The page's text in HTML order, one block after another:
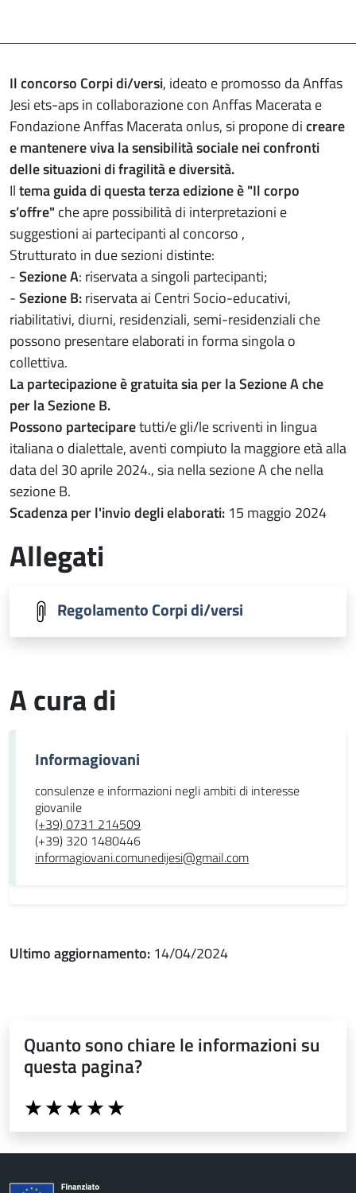
Il concorso Corpi di/versi, ideato e promosso da Anffas
Jesi ets-aps in collaborazione con Anffas Macerata e
Fondazione Anffas Macerata onlus, si propone dicreare
e mantenere viva la sensibilità sociale nei confronti
delle situazioni di fragilità e diversità.
Iltema guida di questa terza edizione è "Il corpo
s’offre" che apre possibilità di interpretazioni e
suggestioni ai partecipanti al concorso ,
Strutturato in due sezioni distinte:
-Sezione A: riservata a singoli partecipanti;
-Sezione B:riservata ai Centri Socio-educativi,
riabilitativi, diurni, residenziali, semi-residenziali che
possono presentare elaborati in forma singola o
collettiva.
La partecipazione è gratuita sia per la Sezione A che
per la Sezione B.
Possono parteciparetutti/e gli/le scriventi in lingua
italiana o dialettale, aventi compiuto la maggiore età alla
data del 30 aprile 2024., sia nella sezione A che nella
sezione B.
Scadenza per l'invio degli elaborati: 15 maggio 2024
Allegati
Regolamento Corpi di/versi
A cura di
Informagiovani
consulenze e informazioni negli ambiti di interesse
giovanile
(+39) 0731 214509
(+39) 320 1480446
informagiovani.comunedijesi@gmail.com
Ultimo aggiornamento: 14/04/2024
Quanto sono chiare le informazioni su
questa pagina?
Valuta da 1 a 5 stelle la pagina
Valuta 5 stelle su 5
Valuta 4 stelle su 5
Valuta 3 stelle su 5
Valuta 2 stelle su 5
Valuta 1 stelle su 5